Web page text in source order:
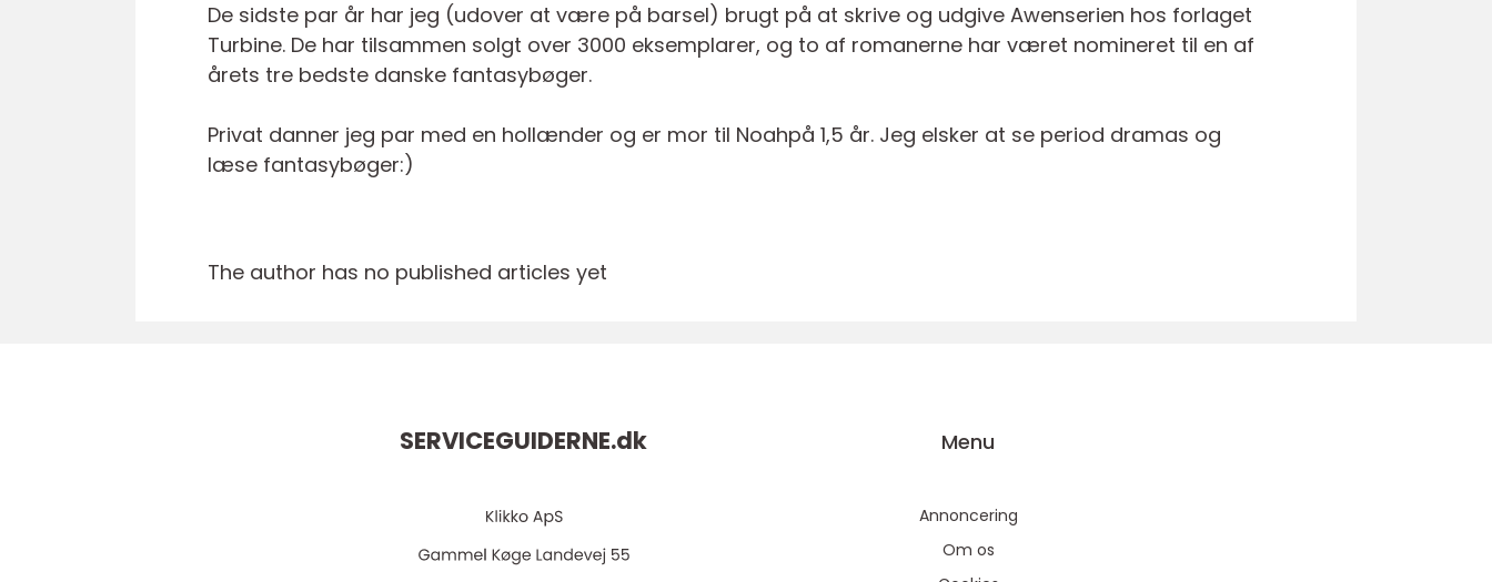
De sidste par år har jeg (udover at være på barsel) brugt på at skrive og udgive Awenserien hos forlaget
Turbine. De har tilsammen solgt over 3000 eksemplarer, og to af romanerne har været nomineret til en af
årets tre bedste danske fantasybøger.
Privat danner jeg par med en hollænder og er mor til Noahpå 1,5 år. Jeg elsker at se period dramas og
læse fantasybøger:)
The author has no published articles yet
SERVICEGUIDERNE.dk Menu
Annoncering
Om os